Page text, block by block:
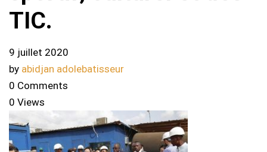
TIC.
9 juillet 2020
by abidjan adolebatisseur
0 Comments
0 Views